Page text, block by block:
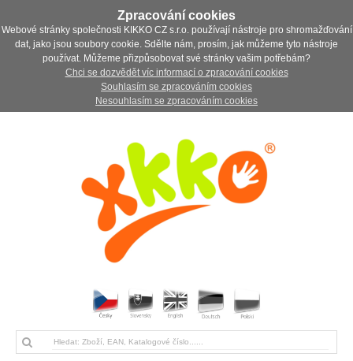
Zpracování cookies
Webové stránky společnosti KIKKO CZ s.r.o. používají nástroje pro shromažďování
dat, jako jsou soubory cookie. Sdělte nám, prosím, jak můžeme tyto nástroje
používat. Můžeme přizpůsobovat své stránky vašim potřebám?
Chci se dozvědět víc informací o zpracování cookies
Souhlasím se zpracováním cookies
Nesouhlasím se zpracováním cookies